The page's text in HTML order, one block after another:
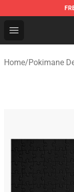
Open menu
Pokimane
Home/Pokimane